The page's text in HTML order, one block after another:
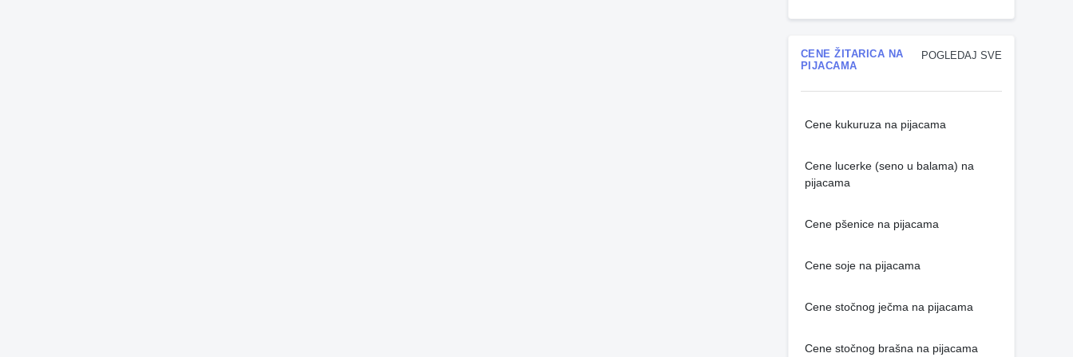
POGLEDAJ SVE
CENE ŽITARICA NA
PIJACAMA
Cene kukuruza na pijacama
Cene lucerke (seno u balama) na
pijacama
Cene pšenice na pijacama
Cene soje na pijacama
Cene stočnog ječma na pijacama
Cene stočnog brašna na pijacama